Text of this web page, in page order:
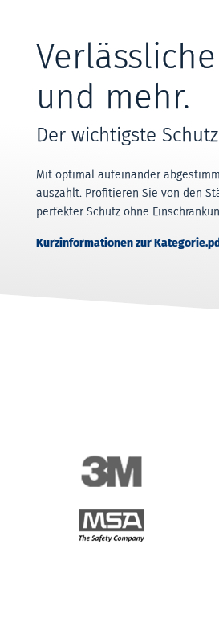
und mehr.
Der wichtigste
Mit optimal aufeinander
auszahlt. Profitieren Sie von den
perfekter Schutz ohne
Kurzinformationen zur